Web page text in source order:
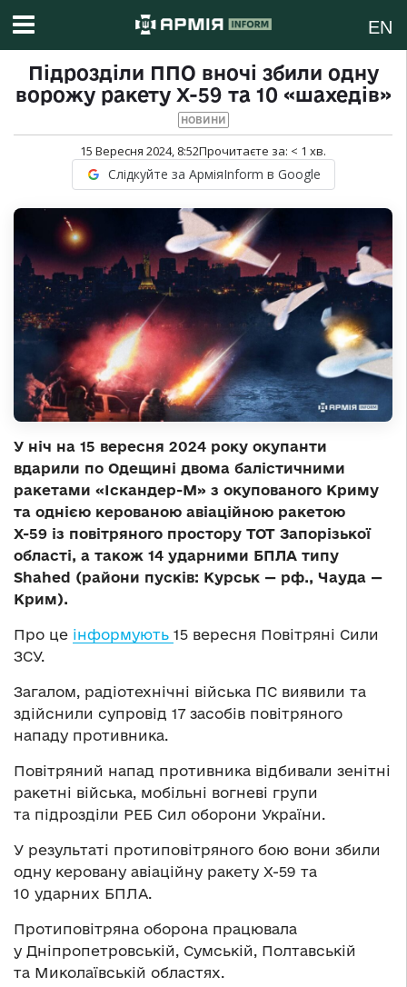
EN
Підрозділи ППО вночі збили одну
ворожу ракету Х-59 та 10 «шахедів»
НОВИНИ
15 Вересня 2024, 8:52Прочитаєте за: < 1 хв.
Слідкуйте за АрміяInform в Google
У ніч на 15 вересня 2024 року окупанти
вдарили по Одещині двома балістичними
ракетами «Іскандер-М» з окупованого Криму
та однією керованою авіаційною ракетою
Х-59 із повітряного простору ТОТ Запорізької
області, а також 14 ударними БПЛА типу
Shahed (райони пусків: Курськ — рф., Чауда —
Крим).
Про це інформують 15 вересня Повітряні Сили
ЗСУ.
Загалом, радіотехнічні війська ПС виявили та
здійснили супровід 17 засобів повітряного
нападу противника.
Повітряний напад противника відбивали зенітні
ракетні війська, мобільні вогневі групи
та підрозділи РЕБ Сил оборони України.
У результаті протиповітряного бою вони збили
одну керовану авіаційну ракету Х-59 та
10 ударних БПЛА.
Протиповітряна оборона працювала
у Дніпропетровській, Сумській, Полтавській
та Миколаївській областях.